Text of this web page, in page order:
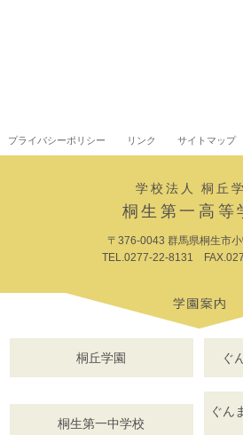
プライバシーポリシー リンク サイトマップ
学校法人 桐丘
桐生第一高等
〒376-0043 群馬県桐生市
TEL.0277-22-8131
桐丘学園 ぐ
桐生第一中学校
ぐん